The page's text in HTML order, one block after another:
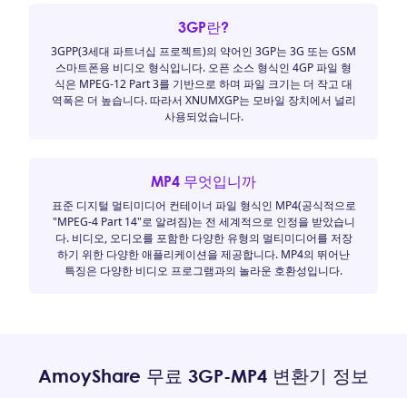
3GP란?
3GPP(3세대 파트너십 프로젝트)의 약어인 3GP는 3G 또는 GSM
스마트폰용 비디오 형식입니다. 오픈 소스 형식인 4GP 파일 형
식은 MPEG-12 Part 3를 기반으로 하며 파일 크기는 더 작고 대
역폭은 더 높습니다. 따라서 XNUMXGP는 모바일 장치에서 널리
사용되었습니다.
MP4 무엇입니까
표준 디지털 멀티미디어 컨테이너 파일 형식인 MP4(공식적으로
"MPEG-4 Part 14"로 알려짐)는 전 세계적으로 인정을 받았습니
다. 비디오, 오디오를 포함한 다양한 유형의 멀티미디어를 저장
하기 위한 다양한 애플리케이션을 제공합니다. MP4의 뛰어난
특징은 다양한 비디오 프로그램과의 놀라운 호환성입니다.
AmoyShare 무료 3GP-MP4 변환기 정보